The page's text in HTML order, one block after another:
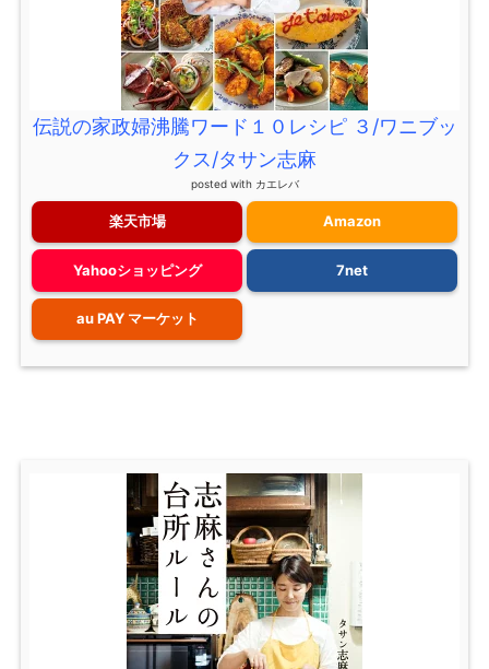
伝説の家政婦沸騰ワード１０レシピ ３/ワニブッ
クス/タサン志麻
posted with カエレバ
楽天市場 Amazon
Yahooショッピング 7net
au PAY マーケット